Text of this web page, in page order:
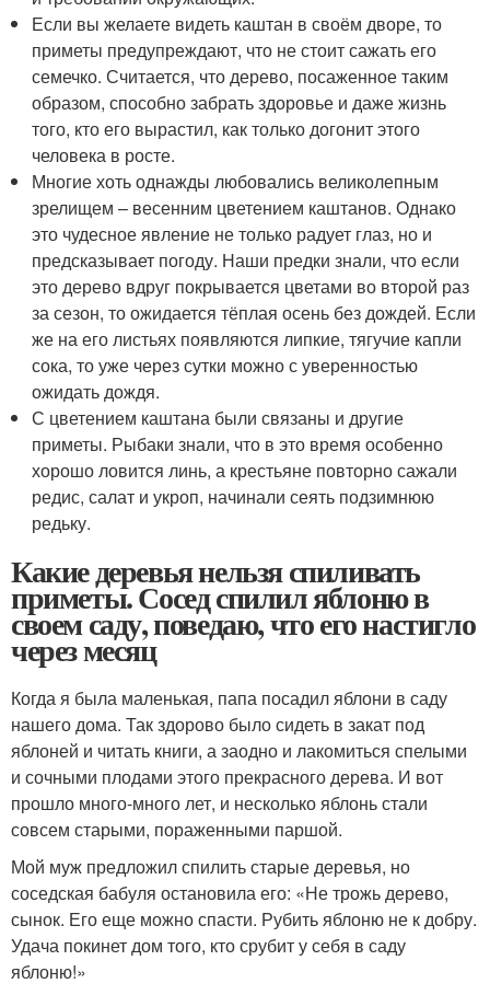
Если вы желаете видеть каштан в своём дворе, то
приметы предупреждают, что не стоит сажать его
семечко. Считается, что дерево, посаженное таким
образом, способно забрать здоровье и даже жизнь
того, кто его вырастил, как только догонит этого
человека в росте.
Многие хоть однажды любовались великолепным
зрелищем – весенним цветением каштанов. Однако
это чудесное явление не только радует глаз, но и
предсказывает погоду. Наши предки знали, что если
это дерево вдруг покрывается цветами во второй раз
за сезон, то ожидается тёплая осень без дождей. Если
же на его листьях появляются липкие, тягучие капли
сока, то уже через сутки можно с уверенностью
ожидать дождя.
С цветением каштана были связаны и другие
приметы. Рыбаки знали, что в это время особенно
хорошо ловится линь, а крестьяне повторно сажали
редис, салат и укроп, начинали сеять подзимнюю
редьку.
Какие деревья нельзя спиливать
приметы. Сосед спилил яблоню в
своем саду, поведаю, что его настигло
через месяц
Когда я была маленькая, папа посадил яблони в саду
нашего дома. Так здорово было сидеть в закат под
яблоней и читать книги, а заодно и лакомиться спелыми
и сочными плодами этого прекрасного дерева. И вот
прошло много-много лет, и несколько яблонь стали
совсем старыми, пораженными паршой.
Мой муж предложил спилить старые деревья, но
соседская бабуля остановила его: «Не трожь дерево,
сынок. Его еще можно спасти. Рубить яблоню не к добру.
Удача покинет дом того, кто срубит у себя в саду
яблоню!»